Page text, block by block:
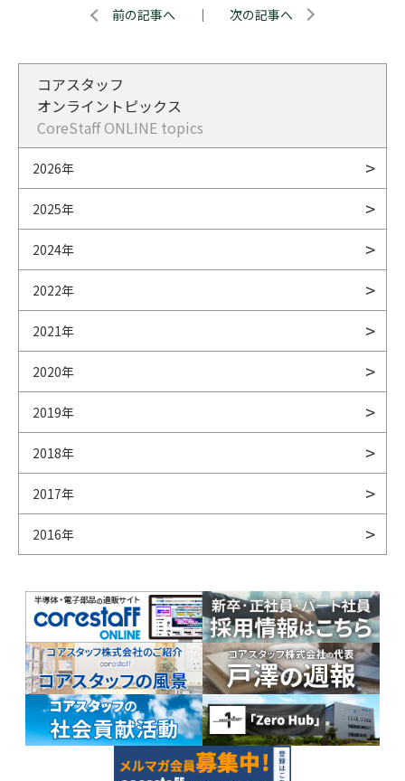
前の記事へ ｜ 次の記事へ
コアスタッフ
オンライントピックス
CoreStaff ONLINE topics
2026年
2025年
2024年
2022年
2021年
2020年
2019年
2018年
2017年
2016年